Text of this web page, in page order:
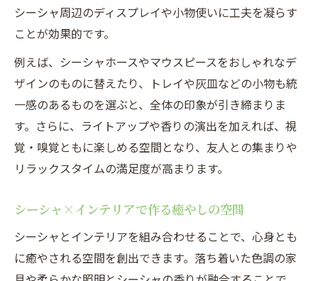
シーシャ周辺のディスプレイや小物使いに工夫を凝らす
ことが効果的です。
例えば、シーシャホースやマウスピースをおしゃれなデ
ザインのものに替えたり、トレイや灰皿などの小物も統
一感のあるものを選ぶと、全体の印象が引き締まりま
す。さらに、ライトアップや香りの演出を加えれば、視
覚・嗅覚ともに楽しめる空間となり、友人との集まりや
リラックスタイムの満足度が高まります。
シーシャ×インテリアで作る癒やしの空間
シーシャとインテリアを組み合わせることで、心身とも
に癒やされる空間を創出できます。落ち着いた色調の家